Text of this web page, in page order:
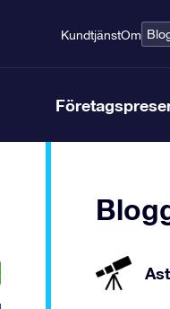
KundtjänstOm